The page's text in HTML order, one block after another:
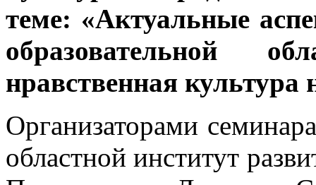
теме: «Актуальные
образовательной
нравственная культура
Организаторами
областной институт